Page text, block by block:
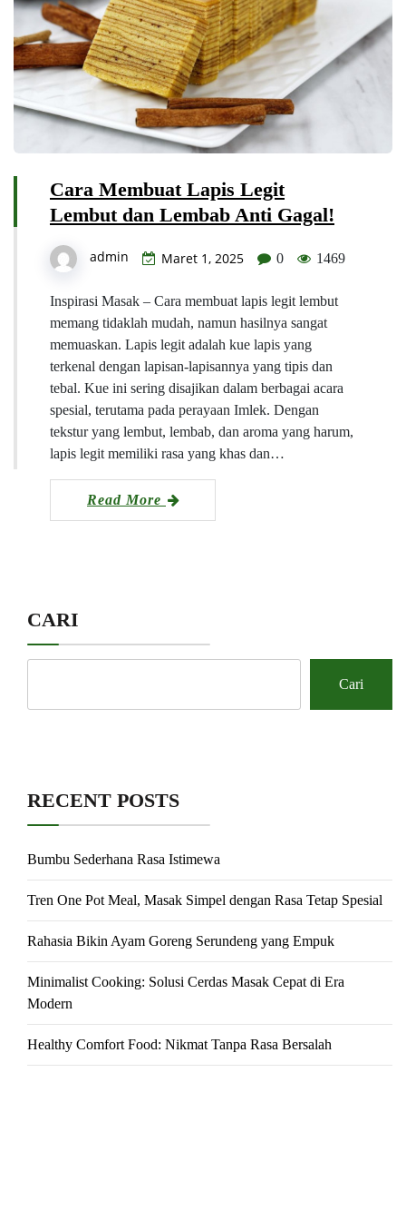
Cara Membuat Lapis Legit
Lembut dan Lembab Anti Gagal!
admin Maret 1, 2025 0 1469
Inspirasi Masak – Cara membuat lapis legit lembut
memang tidaklah mudah, namun hasilnya sangat
memuaskan. Lapis legit adalah kue lapis yang
terkenal dengan lapisan-lapisannya yang tipis dan
tebal. Kue ini sering disajikan dalam berbagai acara
spesial, terutama pada perayaan Imlek. Dengan
tekstur yang lembut, lembab, dan aroma yang harum,
lapis legit memiliki rasa yang khas dan…
Read More
CARI
Cari
RECENT POSTS
Bumbu Sederhana Rasa Istimewa
Tren One Pot Meal, Masak Simpel dengan Rasa Tetap Spesial
Rahasia Bikin Ayam Goreng Serundeng yang Empuk
Minimalist Cooking: Solusi Cerdas Masak Cepat di Era
Modern
Healthy Comfort Food: Nikmat Tanpa Rasa Bersalah